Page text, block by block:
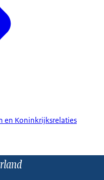
en Koninkrijksrelaties